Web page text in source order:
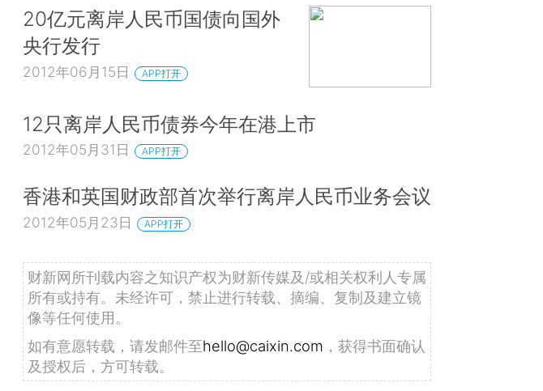
20亿元离岸人民币国债向国外
央行发行
2012年06月15日 APP打开
12只离岸人民币债券今年在港上市
2012年05月31日 APP打开
香港和英国财政部首次举行离岸人民币业务会议
2012年05月23日 APP打开
财新网所刊载内容之知识产权为财新传媒及/或相关权利人专属
所有或持有。未经许可，禁止进行转载、摘编、复制及建立镜
像等任何使用。
如有意愿转载，请发邮件至hello@caixin.com ，获得书面确认
及授权后，方可转载。